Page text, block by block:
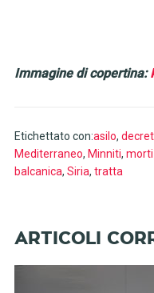
Immagine di copertina:
Etichettato con:asilo,
Mediterraneo, Minniti, morti
balcanica, Siria, tratta